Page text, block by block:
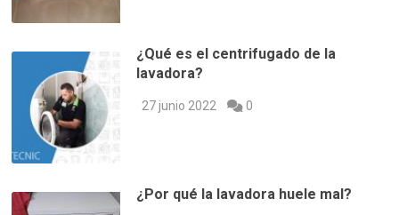
¿Qué es el centrifugado de la
lavadora?
27 junio 2022 0
¿Por qué la lavadora huele mal?